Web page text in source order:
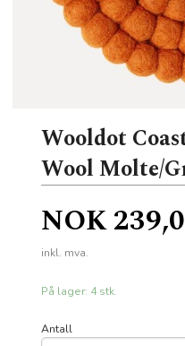
Wooldot
Wool Molte/
Pris
NOK
inkl. mva.
På lager: 4 stk.
Antall